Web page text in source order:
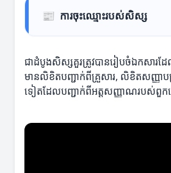
📰 ការចុះឈ្មោះរបស់សិស្ស
ជាដំបូងសិស្សគួរត្រូវបានរៀបចំឯកសារដែ
មានលិខិតបញ្ជាក់ពីគ្រួសារ, លិខិតសញ្ញាប
ទៀតដែលបញ្ជាក់ពីអត្តសញ្ញាណរបស់ពួក